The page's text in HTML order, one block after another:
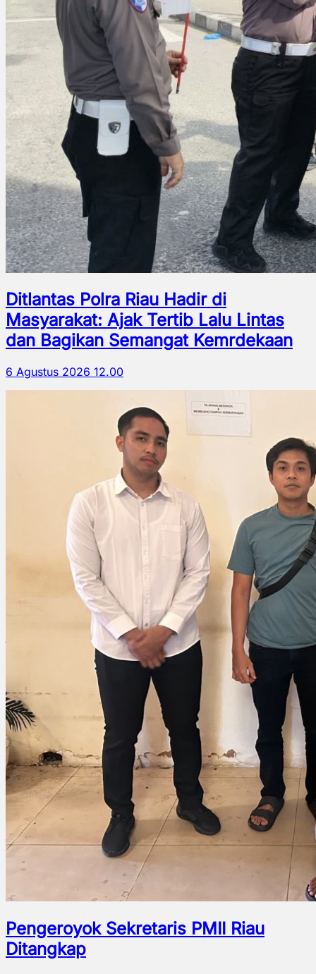
Ditlantas Polra Riau Hadir di
Masyarakat: Ajak Tertib Lalu Lintas
dan Bagikan Semangat Kemrdekaan
6 Agustus 2026 12.00
Pengeroyok Sekretaris PMII Riau
Ditangkap